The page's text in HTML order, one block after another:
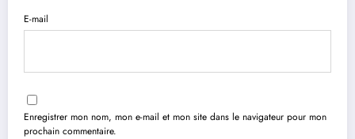
E-mail
Enregistrer mon nom, mon e-mail et mon site dans le navigateur pour mon
prochain commentaire.